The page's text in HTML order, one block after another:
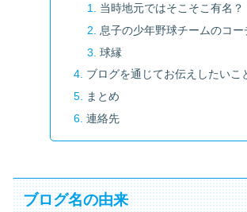
当時地元ではそこそこ有名？
息子の少年野球チームのコー
球縁
ブログを通じてお伝えしたいこ
まとめ
連絡先
ブログ名の由来